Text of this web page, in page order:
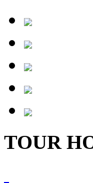
TOUR